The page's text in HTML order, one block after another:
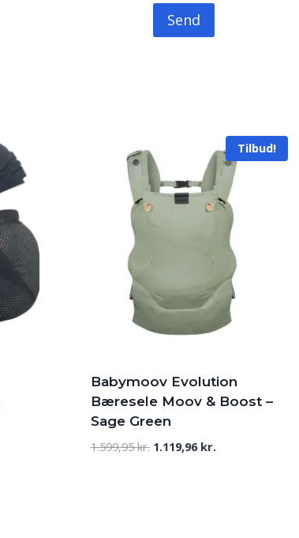
Tilbud!
Babymoov Evolution
Bæresele Moov & Boost –
Sage Green
1.599,95kr. Den
1.119,96 kr.